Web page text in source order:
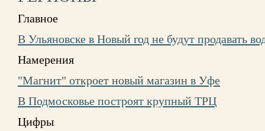
Главное
В Ульяновске в Новый год не будут продавать
Намерения
"Магнит" откроет новый магазин в Уфе
В Подмосковье построят крупный ТРЦ
Цифры